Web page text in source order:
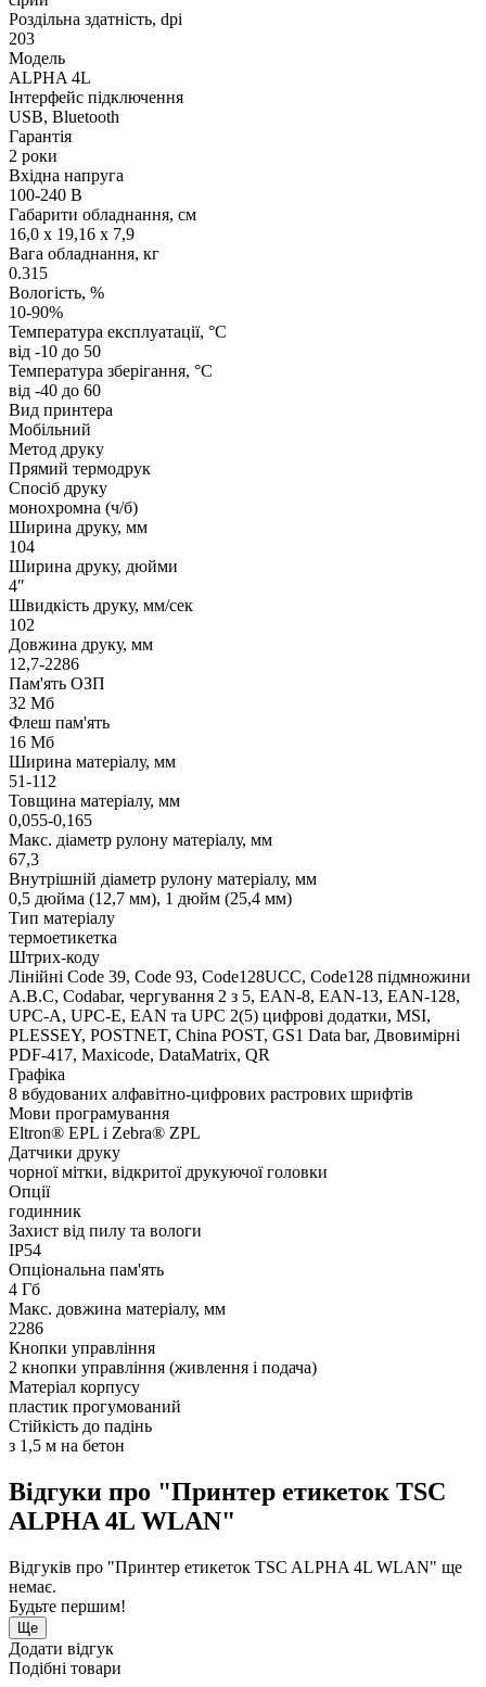
Роздільна здатність, dpi
203
Модель
ALPHA 4L
Інтерфейс підключення
USB, Bluetooth
Гарантія
2 роки
Вхідна напруга
100-240 В
Габарити обладнання, см
16,0 x 19,16 x 7,9
Вага обладнання, кг
0.315
Вологість, %
10-90%
Температура експлуатації, °C
від -10 до 50
Температура зберігання, °C
від -40 до 60
Вид принтера
Мобільний
Метод друку
Прямий термодрук
Спосіб друку
монохромна (ч/б)
Ширина друку, мм
104
Ширина друку, дюйми
4″
Швидкість друку, мм/сек
102
Довжина друку, мм
12,7-2286
Пам'ять ОЗП
32 Мб
Флеш пам'ять
16 Мб
Ширина матеріалу, мм
51-112
Товщина матеріалу, мм
0,055-0,165
Макс. діаметр рулону матеріалу, мм
67,3
Внутрішній діаметр рулону матеріалу, мм
0,5 дюйма (12,7 мм), 1 дюйм (25,4 мм)
Тип матеріалу
термоетикетка
Штрих-коду
Лінійні Code 39, Code 93, Code128UCC, Code128 підмножини
A.B.C, Codabar, чергування 2 з 5, EAN-8, EAN-13, EAN-128,
UPC-A, UPC-E, EAN та UPC 2(5) цифрові додатки, MSI,
PLESSEY, POSTNET, China POST, GS1 Data bar, Двовимірні
PDF-417, Maxicode, DataMatrix, QR
Графіка
8 вбудованих алфавітно-цифрових растрових шрифтів
Мови програмування
Eltron® EPL і Zebra® ZPL
Датчики друку
чорної мітки, відкритої друкуючої головки
Опції
годинник
Захист від пилу та вологи
IP54
Опціональна пам'ять
4 Гб
Макс. довжина матеріалу, мм
2286
Кнопки управління
2 кнопки управління (живлення і подача)
Матеріал корпусу
пластик прогумований
Стійкість до падінь
з 1,5 м на бетон
Відгуки про "Принтер етикеток TSC
ALPHA 4L WLAN"
Відгуків про "Принтер етикеток TSC ALPHA 4L WLAN" ще
немає.
Будьте першим!
Ще
Додати відгук
Подібні товари